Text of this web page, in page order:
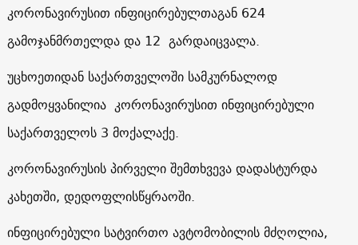
კორონავირუსით ინფიცირებულთაგან 624
გამოჯანმრთელდა და 12 გარდაიცვალა.
უცხოეთიდან საქართველოში სამკურნალოდ
გადმოყვანილია კორონავირუსით ინფიცირებული
საქართველოს 3 მოქალაქე.
კორონავირუსის პირველი შემთხვევა დადასტურდა
კახეთში, დედოფლისწყრაოში.
ინფიცირებული სატვირთო ავტომობილის მძღოლია,